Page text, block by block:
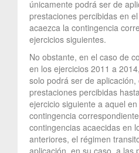
únicamente podrá ser de
prestaciones percibidas en
acaezca la contingencia
ejercicios siguientes.
No obstante, en el caso de
en los ejercicios 2011 a
solo podrá ser de
prestaciones percibidas
ejercicio siguiente a aquel
contingencia
contingencias acaecidas en
anteriores, el régimen
aplicación, en su caso, a las